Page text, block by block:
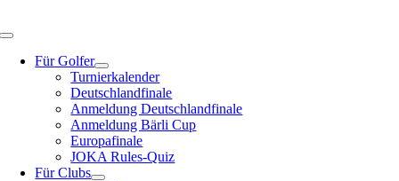
Inhalt
Toggle
NavigationFür Golfer
Turnierkalender
Deutschlandfinale
Anmeldung Deutschlandfinale
Anmeldung Bärli Cup
Europafinale
JOKA Rules-Quiz
Für Clubs